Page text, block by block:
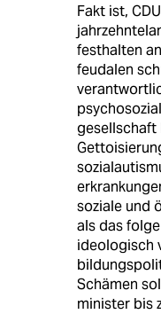
Fakt ist,
festhalten
feudalen
gesellschaft
soziale und
als das
ideologisch
Schämen
minister bis